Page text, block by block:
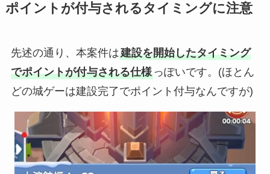
ポイントが付与されるタイミングに注意
先述の通り、本案件は建設を開始したタイミング
でポイントが付与される仕様っぽいです。(ほとん
どの城ゲーは建設完了でポイント付与なんですが)